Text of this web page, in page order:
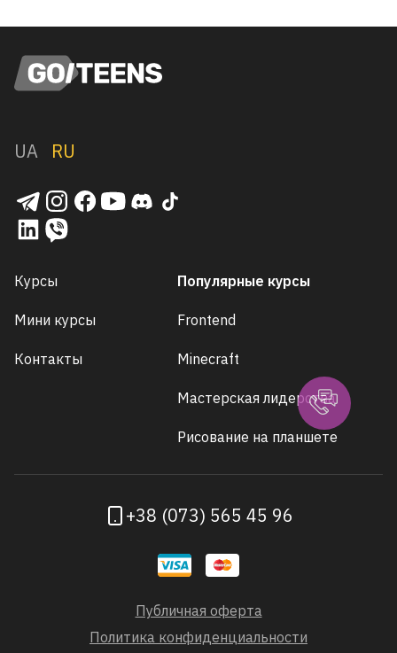
UA RU
Курсы
Мини курсы
Контакты
Популярные курсы
Frontend
Minecraft
Мастерская лидерства
Рисование на планшете
+38 (073) 565 45 96
Публичная оферта
Политика конфиденциальности